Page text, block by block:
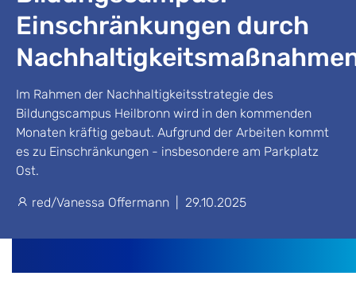
Einschränkungen durch
Im Rahmen der Nachhaltigkeitsstrategie des
Bildungscampus Heilbronn wird in den kommenden
Monaten kräftig gebaut. Aufgrund der Arbeiten kommt
es zu Einschränkungen - insbesondere am Parkplatz
Ost.
red/Vanessa Offermann 29.10.2025